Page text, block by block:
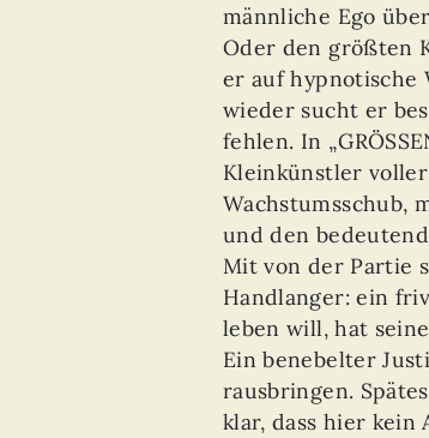
männliche Ego
Oder den größten
er auf hypnotische
wieder sucht er
fehlen. In
Kleinkünstler
Wachstumsschub,
und den
Mit von der Partie
Handlanger: ein
leben will, hat
Ein benebelter
rausbringen.
klar, dass hier kein